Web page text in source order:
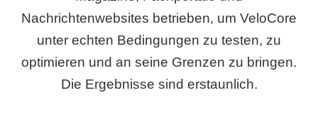
Nachrichtenwebsites betrieben, um VeloCore
unter echten Bedingungen zu testen, zu
optimieren und an seine Grenzen zu bringen.
Die Ergebnisse sind erstaunlich.